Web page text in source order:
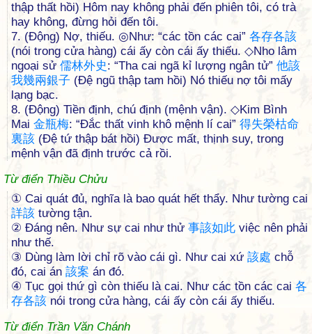
thập thất hồi) Hôm nay không phải đến phiên tôi, có trà
hay không, đừng hỏi đến tôi.
7. (Động) Nợ, thiếu. ◎Như: “các tồn các cai” 各存各該
(nói trong cửa hàng) cái ấy còn cái ấy thiếu. ◇Nho lâm
ngoại sử 儒林外史: “Tha cai ngã kỉ lượng ngân tử” 他該
我幾兩銀子 (Đệ ngũ thập tam hồi) Nó thiếu nợ tôi mấy
lạng bạc.
8. (Động) Tiền định, chú định (mệnh vận). ◇Kim Bình
Mai 金瓶梅: “Đắc thất vinh khô mệnh lí cai” 得失榮枯命
裏該 (Đệ tứ thập bát hồi) Được mất, thịnh suy, trong
mệnh vận đã định trước cả rồi.
Từ điển Thiều Chửu
① Cai quát đủ, nghĩa là bao quát hết thẩy. Như tường cai
詳該 tường tận.
② Đáng nên. Như sự cai như thử 事該如此 việc nên phải
như thế.
③ Dùng làm lời chỉ rõ vào cái gì. Như cai xứ 該處 chỗ
đó, cai án 該案 án đó.
④ Tục gọi thứ gì còn thiếu là cai. Như các tồn các cai 各
存各該 nói trong cửa hàng, cái ấy còn cái ấy thiếu.
Từ điển Trần Văn Chánh